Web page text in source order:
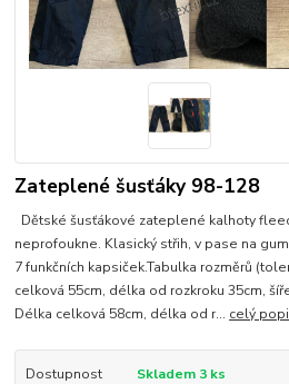
Zateplené šusťáky 98-128
Dětské šusťákové zateplené kalhoty
neprofoukne. Klasický střih, v pase na
7 funkčních kapsiček.Tabulka rozměrů
celková 55cm, délka od rozkroku 35cm,
Délka celková 58cm, délka od r... celý
Dostupnost
Skladem 3 ks